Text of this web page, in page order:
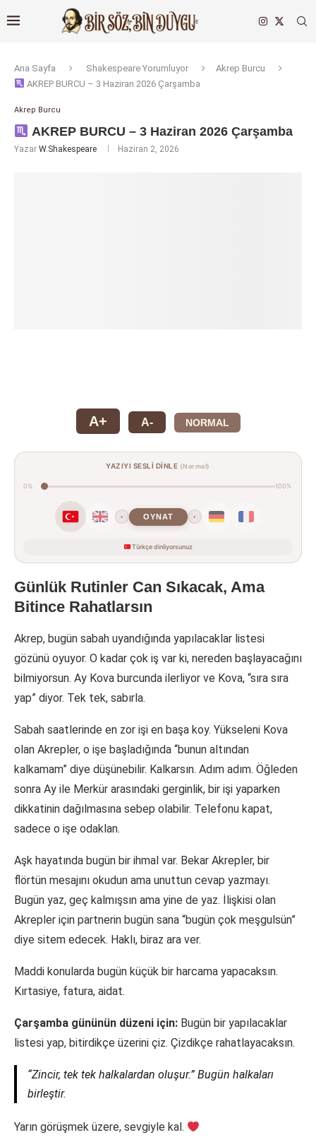
Ana Sayfa Shakespeare Yorumluyor
Akrep Burcu
AKREP BURCU – 3 Haziran 2026 Çarşamba
Akrep Burcu
AKREP BURCU – 3 Haziran 2026 Çarşamba
Yazar W.Shakespeare Haziran 2, 2026
A+ A- NORMAL
YAZIYI SESLİ DİNLE (Normal)
0% 100%
‹ OYNAT ›
Türkçe dinliyorsunuz
Günlük Rutinler Can Sıkacak, Ama
Bitince Rahatlarsın
Akrep, bugün sabah uyandığında yapılacaklar listesi
gözünü oyuyor. O kadar çok iş var ki, nereden başlayacağını
bilmiyorsun. Ay Kova burcunda ilerliyor ve Kova, “sıra sıra
yap” diyor. Tek tek, sabırla.
Sabah saatlerinde en zor işi en başa koy. Yükseleni Kova
olan Akrepler, o işe başladığında “bunun altından
kalkamam” diye düşünebilir. Kalkarsın. Adım adım. Öğleden
sonra Ay ile Merkür arasındaki gerginlik, bir işi yaparken
dikkatinin dağılmasına sebep olabilir. Telefonu kapat,
sadece o işe odaklan.
Aşk hayatında bugün bir ihmal var. Bekar Akrepler, bir
flörtün mesajını okudun ama unuttun cevap yazmayı.
Bugün yaz, geç kalmışsın ama yine de yaz. İlişkisi olan
Akrepler için partnerin bugün sana “bugün çok meşgulsün”
diye sitem edecek. Haklı, biraz ara ver.
Maddi konularda bugün küçük bir harcama yapacaksın.
Kırtasiye, fatura, aidat.
Çarşamba gününün düzeni için: Bugün bir yapılacaklar
listesi yap, bitirdikçe üzerini çiz. Çizdikçe rahatlayacaksın.
“Zincir, tek tek halkalardan oluşur.” Bugün halkaları
birleştir.
Yarın görüşmek üzere, sevgiyle kal.